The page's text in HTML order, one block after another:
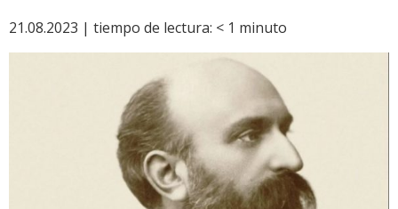
21.08.2023 | tiempo de lectura: < 1 minuto